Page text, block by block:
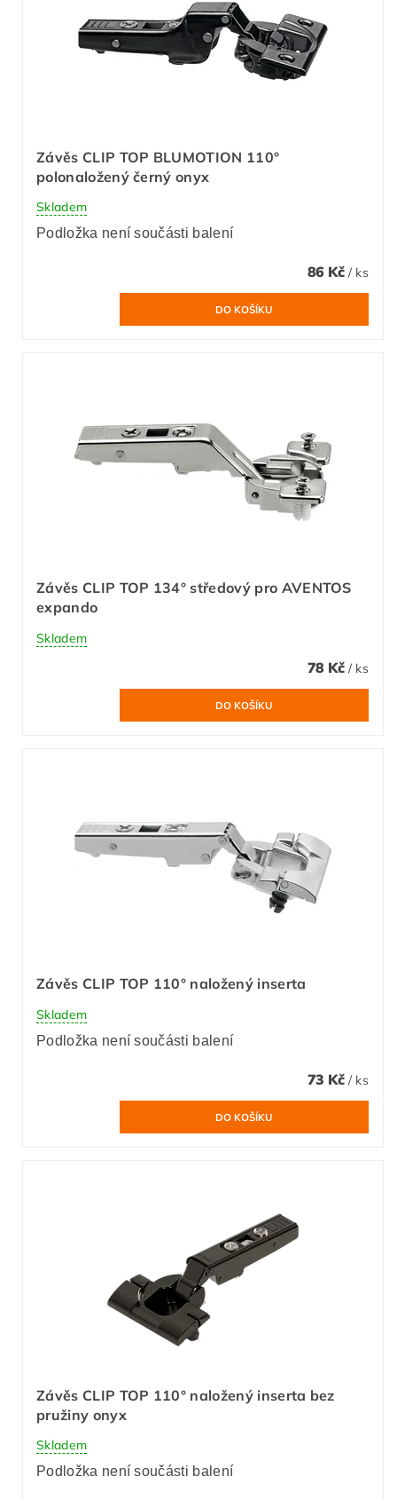
Závěs CLIP TOP BLUMOTION 110°
polonaložený černý onyx
Skladem
Podložka není součásti balení
86 Kč / ks
Závěs CLIP TOP 134° středový pro AVENTOS
expando
Skladem
78 Kč / ks
Závěs CLIP TOP 110° naložený inserta
Skladem
Podložka není součásti balení
73 Kč / ks
Závěs CLIP TOP 110° naložený inserta bez
pružiny onyx
Skladem
Podložka není součásti balení